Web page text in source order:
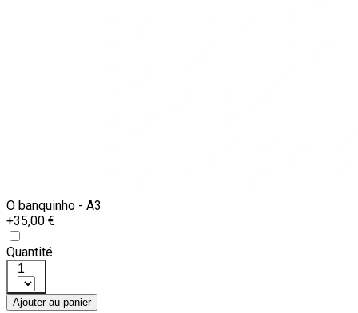
O banquinho - A3
+35,00 €
Quantité
1
Ajouter au panier